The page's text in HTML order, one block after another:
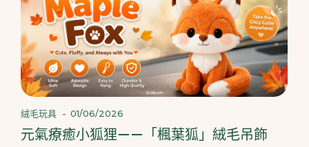
絨毛玩具 - 01/06/2026
元氣療癒小狐狸——「楓葉狐」絨毛吊飾